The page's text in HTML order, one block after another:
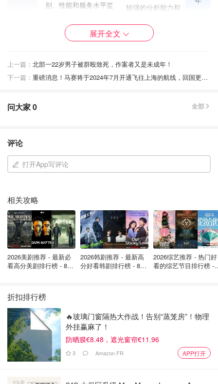
别、性能和服务水平监
施、配套服务方案
（SEA、物流配送等）
较强的分析能力和
能
精通普通话和英语
采购员 Acheteur📍12700 Capdenac-Gare
Fives
Machining
管理、业务和流程改
进
（ERP、Office 套件）
平面设计师 学徒📍92240 马拉科夫
🗂️公司 📁工作内容 🧑‍💻职位要求
💰薪
资
参与模型和布局的设计
为团队提供营销活动视
觉方面的支持
参与创意监督、情绪板
制作和风格方案提案
选）
Adobe InDesign：1
年（可选）
平面设计：1年（可
展开全文
上一篇： 北部一22岁男子被群殴致死，作案者又是未成年！
下一篇：
重磅消息！马赛将于2024年7月开通飞往上海的航线，回国更方便了！
问大家0 全部
评论
打开App写评论
相关攻略
2026美剧推荐 - 最新必
看高分美剧排行榜 - 8月
2026韩剧推荐 - 最新高
分好看韩剧排行榜 - 8月
2026综艺推荐 - 热门好
看的综艺节目排行榜 -
折扣排行榜
🔥玻璃门窗隔热大作战！告别“蒸笼房”！物理
外挂赢麻了！
防晒膜€8.48，遮光窗帘€11.96
3 Amazon FR APP打开